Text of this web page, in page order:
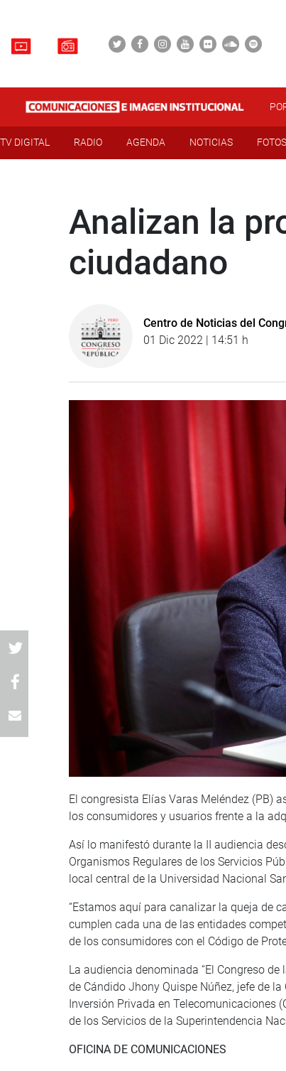
TV DIGITAL RADIO AGENDA NOTICIAS
Analizan la
ciudadano
Centro de Noticias del
01 Dic 2022 | 14:51 h
El congresista Elías Varas Meléndez (PB)
los consumidores y usuarios frente a la
Así lo manifestó durante la II audiencia
Organismos Regulares de los Servicios
local central de la Universidad Nacional
“Estamos aquí para canalizar la queja de
cumplen cada una de las entidades
de los consumidores con el Código de
La audiencia denominada “El Congreso
de Cándido Jhony Quispe Núñez, jefe de
Inversión Privada en Telecomunicaciones
de los Servicios de la Superintendencia
OFICINA DE COMUNICACIONES